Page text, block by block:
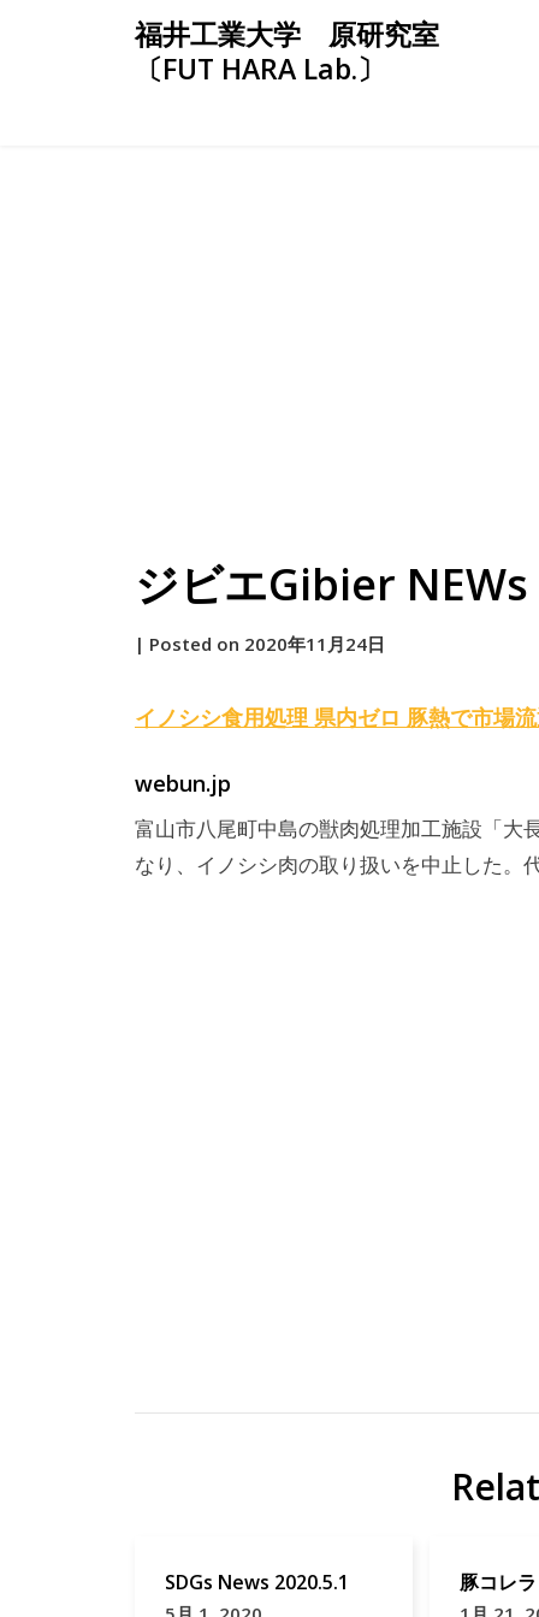
福井工業大学 原研究室
〔FUT HARA Lab.〕
ジビエGibier
by
| Posted on 2020年11月24日
イノシシ食用処理 県内ゼロ 豚熱で市場
webun.jp
富山市八尾町中島の獣肉処理加工施設「大
なり、イノシシ肉の取り扱いを中止した。
献
イ
ジ
ビ
SDGs News 2020.5.1 豚コレ